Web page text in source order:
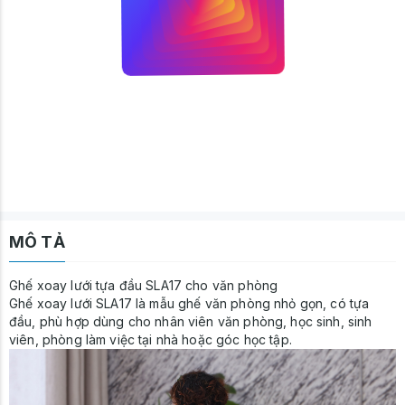
MÔ TẢ
Ghế xoay lưới tựa đầu SLA17 cho văn phòng
Ghế xoay lưới SLA17 là mẫu ghế văn phòng nhỏ gọn, có tựa
đầu, phù hợp dùng cho nhân viên văn phòng, học sinh, sinh
viên, phòng làm việc tại nhà hoặc góc học tập.